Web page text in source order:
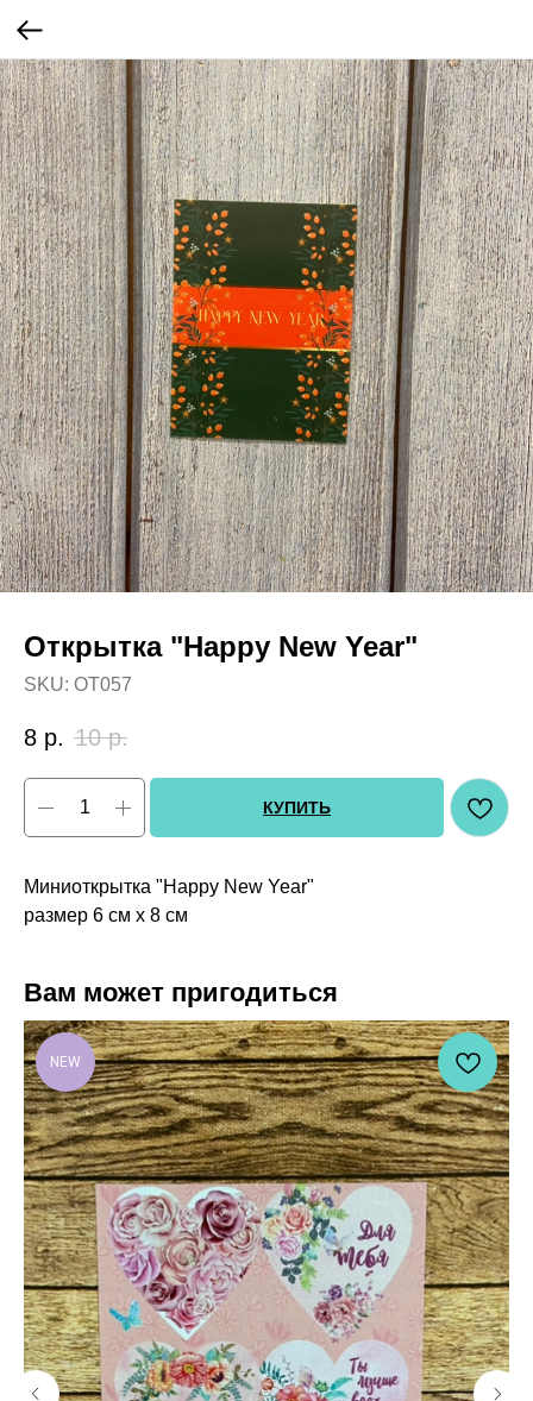
Открытка "Happy New Year"
SKU: OT057
8 р. 10 р.
КУПИТЬ
Миниоткрытка "Happy New Year"
размер 6 см х 8 см
Вам может пригодиться
NEW